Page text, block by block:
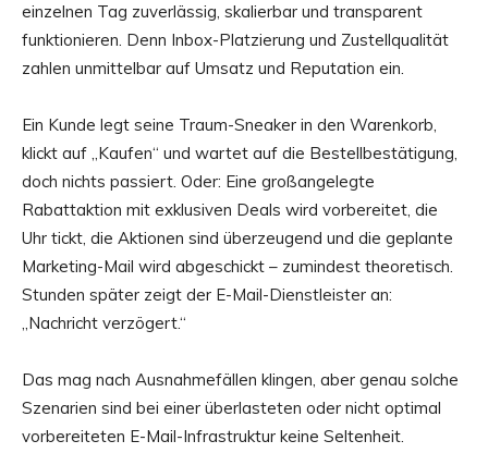
einzelnen Tag zuverlässig, skalierbar und transparent
funktionieren. Denn Inbox-Platzierung und Zustellqualität
zahlen unmittelbar auf Umsatz und Reputation ein.
Ein Kunde legt seine Traum-Sneaker in den Warenkorb,
klickt auf „Kaufen“ und wartet auf die Bestellbestätigung,
doch nichts passiert. Oder: Eine großangelegte
Rabattaktion mit exklusiven Deals wird vorbereitet, die
Uhr tickt, die Aktionen sind überzeugend und die geplante
Marketing-Mail wird abgeschickt – zumindest theoretisch.
Stunden später zeigt der E-Mail-Dienstleister an:
„Nachricht verzögert.“
Das mag nach Ausnahmefällen klingen, aber genau solche
Szenarien sind bei einer überlasteten oder nicht optimal
vorbereiteten E-Mail-Infrastruktur keine Seltenheit.